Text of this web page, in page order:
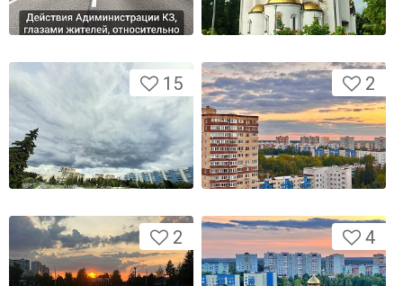
15 2
2 4